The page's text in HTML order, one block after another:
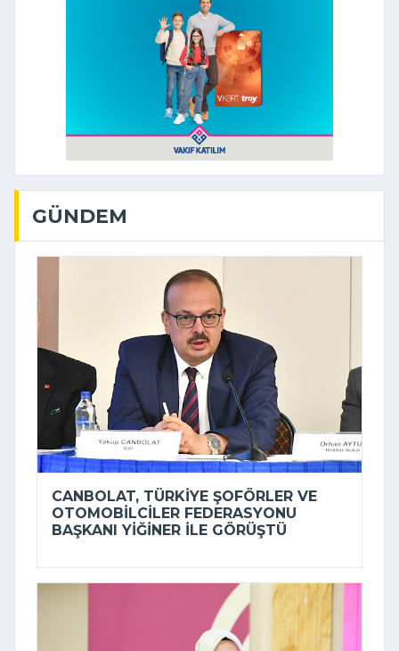
GÜNDEM
CANBOLAT, TÜRKIYE ŞOFÖRLER VE
OTOMOBILCILER FEDERASYONU
BAŞKANI YIĞINER ILE GÖRÜŞTÜ